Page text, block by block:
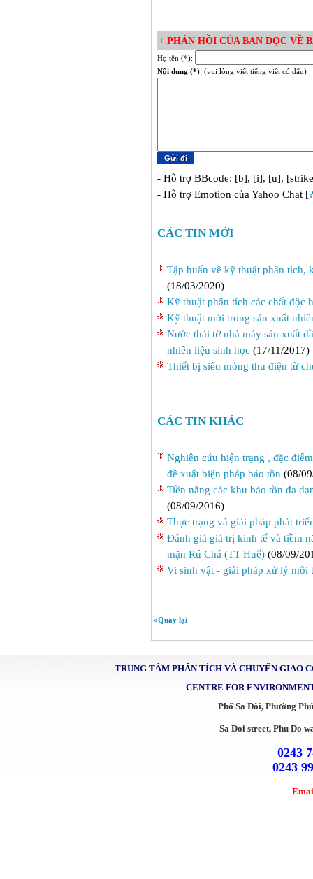
+ PHẢN HỒI CỦA BẠN ĐỌC VỀ
Họ tên (*):
Nội dung (*): (vui lòng viết tiếng việt có dấu)
- Hỗ trợ BBcode: [b], [i], [u],
- Hỗ trợ Emotion của Yahoo Chat [?
CÁC TIN MỚI
Tập huấn về kỹ thuật phân tích,
(18/03/2020)
Kỹ thuật phân tích các chất độc
Kỹ thuật mới trong sản xuất
Nước thải từ nhà máy sản xuất
nhiên liệu sinh học (17/11/2017)
Thiết bị siêu mỏng thu điện từ
CÁC TIN KHÁC
Nghiên cứu hiện trạng , đặc
đề xuất biện pháp bảo tồn (08/
Tiền năng các khu bảo tồn đa
(08/09/2016)
Thực trạng và giải pháp phát
Đánh giá giá trị kinh tế và tiềm
mặn Rú Chá (TT Huế) (08/09/
Vi sinh vật - giải pháp xử lý môi
«Quay lại
TRUNG TÂM PHÂN TÍCH VÀ CHUYỂN GIAO
CENTRE FOR
Phố Sa Đôi, Phường
Sa Doi street, Phu Do
0243
0243